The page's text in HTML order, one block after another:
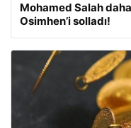
Mohamed Salah
Osimhen’i solladı!